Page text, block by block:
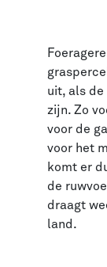
uit, als
zijn. Zo
voor de
voor het
komt er
de
draagt
land.